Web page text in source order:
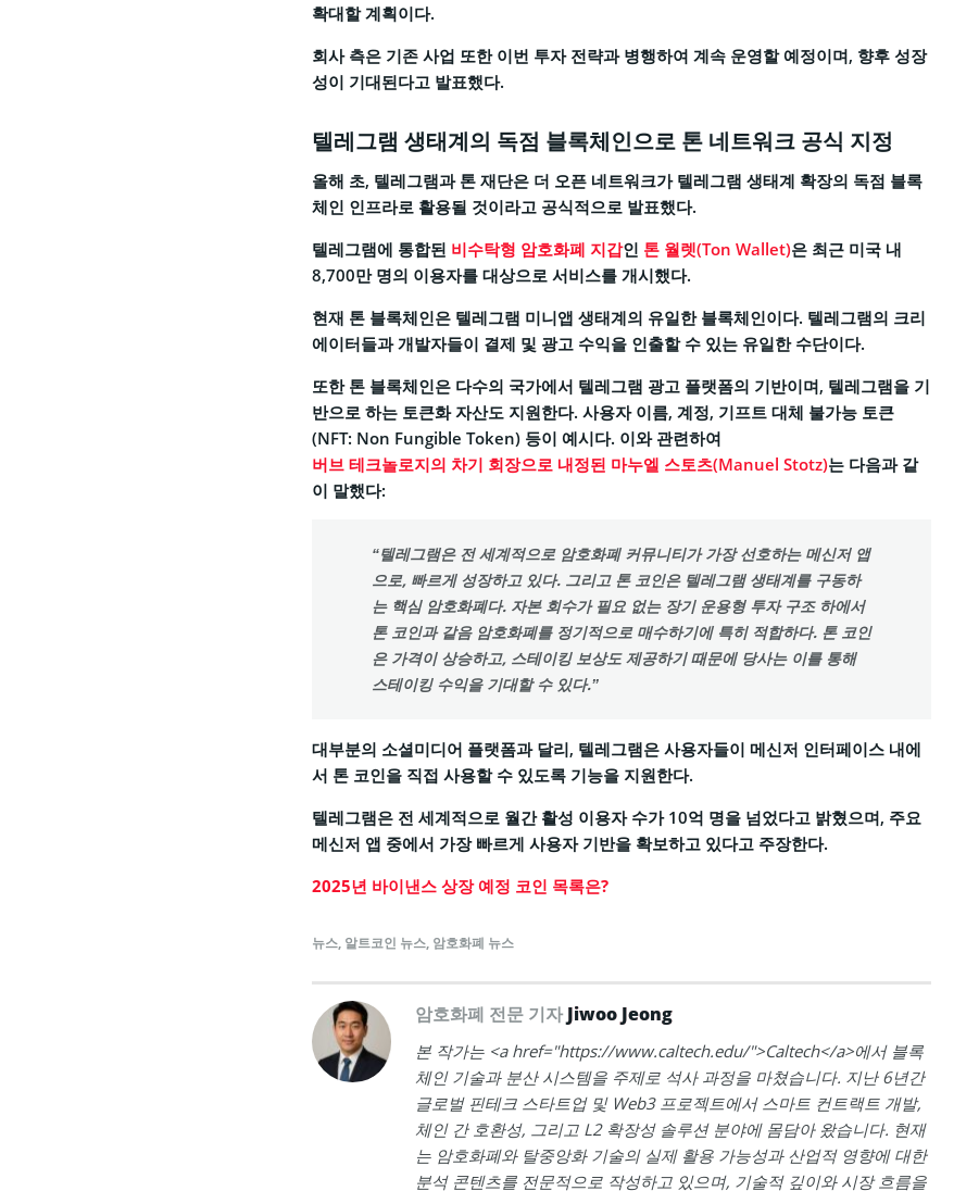
확대할 계획이다.
회사 측은 기존 사업 또한 이번 투자 전략과 병행하여 계속 운영할 예정이며, 향후 성장
성이 기대된다고 발표했다.
텔레그램 생태계의 독점 블록체인으로 톤 네트워크 공식 지정
올해 초, 텔레그램과 톤 재단은 더 오픈 네트워크가 텔레그램 생태계 확장의 독점 블록
체인 인프라로 활용될 것이라고 공식적으로 발표했다.
텔레그램에 통합된 비수탁형 암호화폐 지갑인 톤 월렛(Ton Wallet)은 최근 미국 내
8,700만 명의 이용자를 대상으로 서비스를 개시했다.
현재 톤 블록체인은 텔레그램 미니앱 생태계의 유일한 블록체인이다. 텔레그램의 크리
에이터들과 개발자들이 결제 및 광고 수익을 인출할 수 있는 유일한 수단이다.
또한 톤 블록체인은 다수의 국가에서 텔레그램 광고 플랫폼의 기반이며, 텔레그램을 기
반으로 하는 토큰화 자산도 지원한다. 사용자 이름, 계정, 기프트 대체 불가능 토큰
(NFT: Non Fungible Token) 등이 예시다. 이와 관련하여
버브 테크놀로지의 차기 회장으로 내정된 마누엘 스토츠(Manuel Stotz)는 다음과 같
이 말했다:
“텔레그램은 전 세계적으로 암호화폐 커뮤니티가 가장 선호하는 메신저 앱
으로, 빠르게 성장하고 있다. 그리고 톤 코인은 텔레그램 생태계를 구동하
는 핵심 암호화폐다. 자본 회수가 필요 없는 장기 운용형 투자 구조 하에서
톤 코인과 같음 암호화폐를 정기적으로 매수하기에 특히 적합하다. 톤 코인
은 가격이 상승하고, 스테이킹 보상도 제공하기 때문에 당사는 이를 통해
스테이킹 수익을 기대할 수 있다.”
대부분의 소셜미디어 플랫폼과 달리, 텔레그램은 사용자들이 메신저 인터페이스 내에
서 톤 코인을 직접 사용할 수 있도록 기능을 지원한다.
텔레그램은 전 세계적으로 월간 활성 이용자 수가 10억 명을 넘었다고 밝혔으며, 주요
메신저 앱 중에서 가장 빠르게 사용자 기반을 확보하고 있다고 주장한다.
2025년 바이낸스 상장 예정 코인 목록은?
뉴스, 알트코인 뉴스, 암호화폐 뉴스
암호화폐 전문 기자Jiwoo Jeong
본 작가는 <a href="https://www.caltech.edu/">Caltech</a>에서 블록
체인 기술과 분산 시스템을 주제로 석사 과정을 마쳤습니다. 지난 6년간
글로벌 핀테크 스타트업 및 Web3 프로젝트에서 스마트 컨트랙트 개발,
체인 간 호환성, 그리고 L2 확장성 솔루션 분야에 몸담아 왔습니다. 현재
는 암호화폐와 탈중앙화 기술의 실제 활용 가능성과 산업적 영향에 대한
분석 콘텐츠를 전문적으로 작성하고 있으며, 기술적 깊이와 시장 흐름을